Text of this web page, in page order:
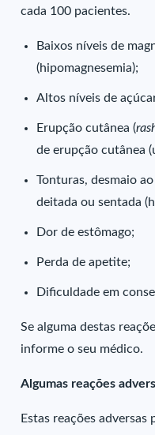
cada 100 pacientes.
Baixos níveis de
(hipomagnesemia);
Altos níveis de
Erupção cutânea (
de erupção cutânea
Tonturas, desmaio
deitada ou sentada
Dor de estômago;
Perda de apetite;
Dificuldade em
Se alguma destas
informe o seu médico.
Algumas reações
Estas reações